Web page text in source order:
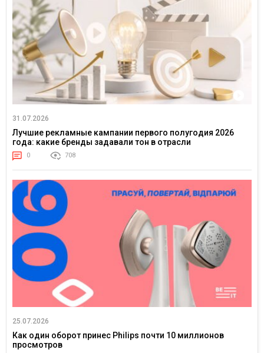
31.07.2026
Лучшие рекламные кампании первого полугодия 2026
года: какие бренды задавали тон в отрасли
0 708
25.07.2026
Как один оборот принес Philips почти 10 миллионов
просмотров